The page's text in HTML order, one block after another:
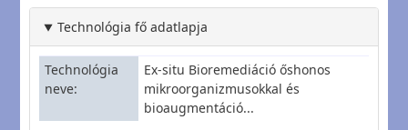
Technológia fő adatlapja
Technológia
neve
Ex-situ Bioremediáció őshonos
mikroorganizmusokkal és
bioaugmentáció...